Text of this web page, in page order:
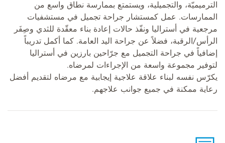
الترميميّة، والتجميلية، ويستمتع بممارسة نطاق واسع من
الممارسات. عمل كمستشار جراحة تجميل في مستشفيات
مرجعية في أستراليا ونفّذ حالات إعادة بناء معقّدة للثدي وصِفَر
الرأس/الرقبة، فضلاً عن جراحة اليد العامة. كما أكمل تدريباً
إضافياً في جراحة التجميل مع جرّاحين بارزين في أستراليا
لتوفير مجموعة واسعة من الإجراءات لمرضاه.
يكرّس نفسه لبناء علاقة علاجية إيجابية مع مرضاه لتقديم أفضل
رعاية ممكنة في جميع جوانب علاجهم.